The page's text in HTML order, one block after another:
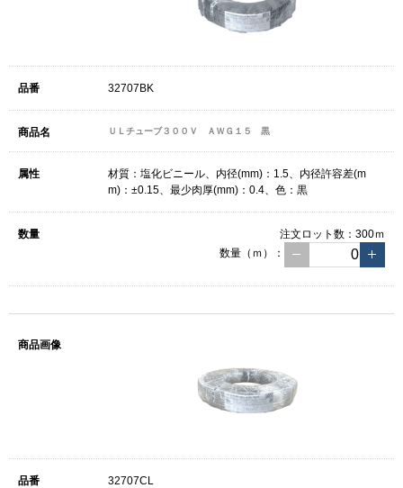
32707BK
ＵＬチューブ３００Ｖ ＡＷＧ１５ 黒
材質：塩化ビニール、内径(mm)：1.5、内径許容差(m
m)：±0.15、最少肉厚(mm)：0.4、色：黒
注文ロット数： 300ｍ
数量（ｍ）：
32707CL